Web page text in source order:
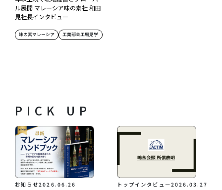
ル展開 マレーシア味の素社 和田
見社長インタビュー
味の素マレーシア 工業部会工場見学
PICK UP
お知らせ2026.06.26 トップインタビュー2026.03.27